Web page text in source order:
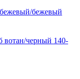
бежевый
черный 140-